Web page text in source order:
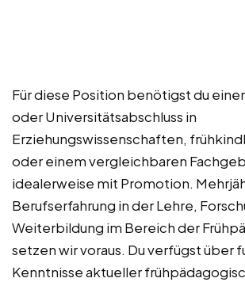
Für diese Position benötigst du
oder Universitätsabschluss in
Erziehungswissenschaften,
oder einem vergleichbaren
idealerweise mit Promotion.
Berufserfahrung in der Lehre,
Weiterbildung im Bereich der
setzen wir voraus. Du verfügst über
Kenntnisse aktueller